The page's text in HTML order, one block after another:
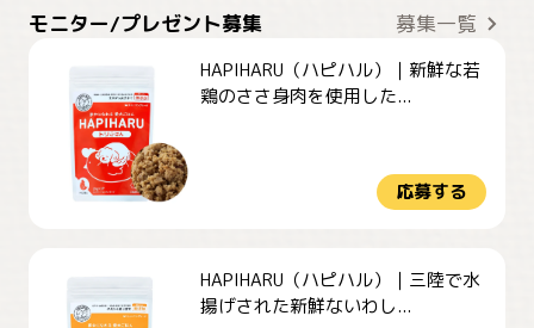
モニター/プレゼント募集 募集一覧
HAPIHARU（ハピハル）｜新鮮な若
鶏のささ身肉を使用した...
応募する
HAPIHARU（ハピハル）｜三陸で水
揚げされた新鮮ないわし...